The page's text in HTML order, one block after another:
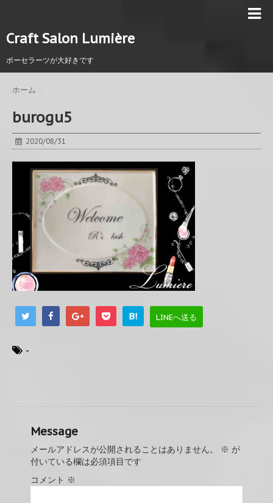
Craft Salon Lumière
ポーセラーツが大好きです
ホーム
burogu5
2020/08/31
B! LINEへ送る
-
Message
メールアドレスが公開されることはありません。 ※ が
付いている欄は必須項目です
コメント ※